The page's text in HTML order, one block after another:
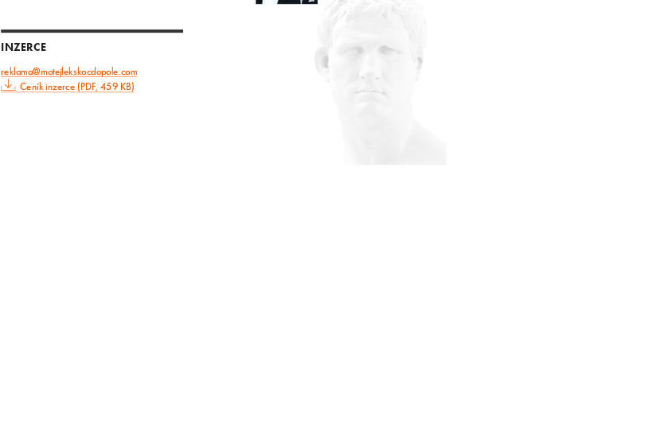
INZERCE
reklama@motejlekskocdopole.com
Ceník inzerce (PDF, 459 KB)